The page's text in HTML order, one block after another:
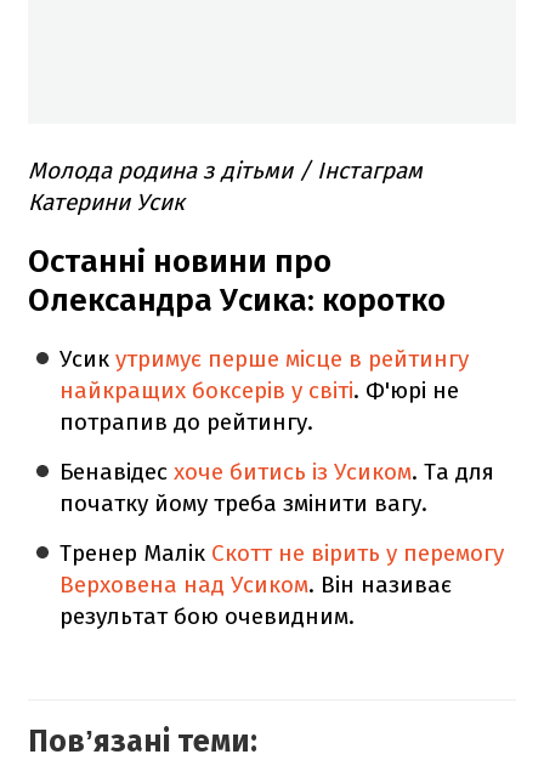
Молода родина з дітьми / Інстаграм
Катерини Усик
Останні новини про
Олександра Усика: коротко
Усикутримує перше місце в рейтингу
найкращих боксерів у світі. Ф'юрі не
потрапив до рейтингу.
Бенавідесхоче битись із Усиком. Та для
початку йому треба змінити вагу.
Тренер Малік Скотт не вірить у перемогу
Верховена над Усиком. Він називає
результат бою очевидним.
Повʼязані теми: